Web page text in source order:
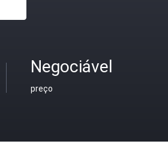
Negociável
preço